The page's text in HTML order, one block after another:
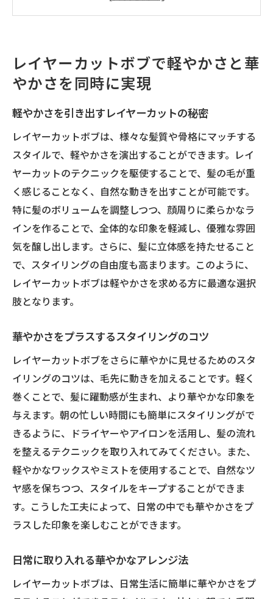
プロの意見：レイヤーカットがもたらす変
化
顔周りに動きをつけるレイヤーカットボブの魅
顔周りに立体感を生むカット術
動きをつけるためのスタイル例
似合うレイヤーカットの見つけ方
顔の形に合った最適なレイヤー配置
自然な動きを引き出すヘアケアの基本
実例紹介：お客様のビフォーアフター
印象を大きく変えずに個性を引き出すレイヤー
カット
髪質を活かしたレイヤーデザイン
個性を表現するためのカラー提案
自分に似合うスタイルの見つけ方
最小限の変化で最大のインパクトを
美容師の視点で考える理想のレイヤーカッ
ト
スタイリングの自由度が高いレイヤーカットボ
ブの秘密
自由自在にアレンジ可能なカット方法
スタイリングの幅を広げるアイディア
シーンに合わせたヘアスタイリング
プロが教えるスタイリングテクニック
レイヤーカットボブで軽やかさと華
やかさを同時に実現
軽やかさを引き出すレイヤーカットの秘密
レイヤーカットボブは、様々な髪質や骨格にマッチする
スタイルで、軽やかさを演出することができます。レイ
ヤーカットのテクニックを駆使することで、髪の毛が重
く感じることなく、自然な動きを出すことが可能です。
特に髪のボリュームを調整しつつ、顔周りに柔らかなラ
インを作ることで、全体的な印象を軽減し、優雅な雰囲
気を醸し出します。さらに、髪に立体感を持たせること
で、スタイリングの自由度も高まります。このように、
レイヤーカットボブは軽やかさを求める方に最適な選択
肢となります。
華やかさをプラスするスタイリングのコツ
レイヤーカットボブをさらに華やかに見せるためのスタ
イリングのコツは、毛先に動きを加えることです。軽く
巻くことで、髪に躍動感が生まれ、より華やかな印象を
与えます。朝の忙しい時間にも簡単にスタイリングがで
きるように、ドライヤーやアイロンを活用し、髪の流れ
を整えるテクニックを取り入れてみてください。また、
軽やかなワックスやミストを使用することで、自然なツ
ヤ感を保ちつつ、スタイルをキープすることができま
す。こうした工夫によって、日常の中でも華やかさをプ
ラスした印象を楽しむことができます。
日常に取り入れる華やかなアレンジ法
レイヤーカットボブは、日常生活に簡単に華やかさをプ